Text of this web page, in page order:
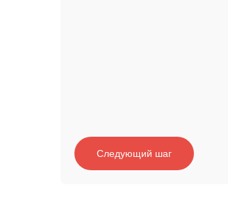
Следующий шаг